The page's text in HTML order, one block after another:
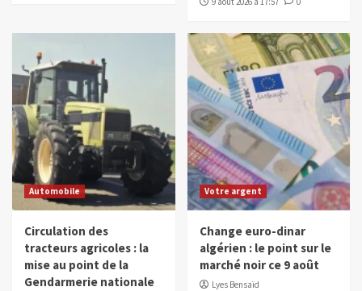
Automobile
Circulation des
tracteurs agricoles : la
mise au point de la
Gendarmerie nationale
Votre argent
Change euro-dinar
algérien : le point sur le
marché noir ce 9 août
Lyes Bensaïd